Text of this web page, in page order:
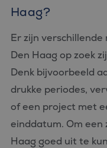
Haag?
Er zijn
Den Haag op zoek
Denk bijvoorbeeld
drukke periodes,
of een project met
einddatum. Om een
Haag goed uit te